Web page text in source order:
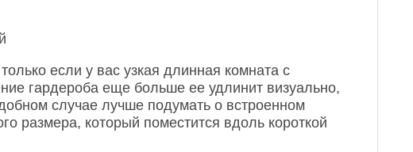
если у вас узкая длинная комната с
гардероба еще больше ее удлинит визуально,
случае лучше подумать о встроенном
размера, который поместится вдоль короткой